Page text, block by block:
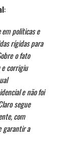
:
políticas e
rígidas para
o fato
e corrigiu
e não foi
segue
com
garantir a